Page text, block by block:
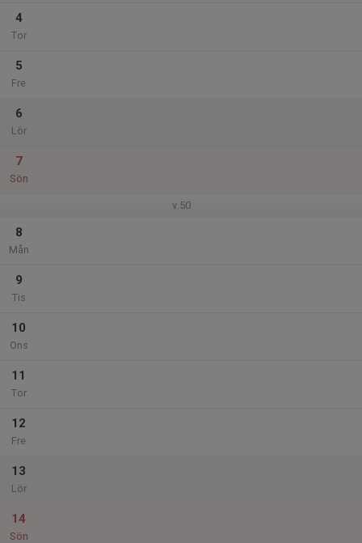
4
Tor
5
Fre
6
Lör
7
Sön
v.50
8
Mån
9
Tis
10
Ons
11
Tor
12
Fre
13
Lör
14
Sön